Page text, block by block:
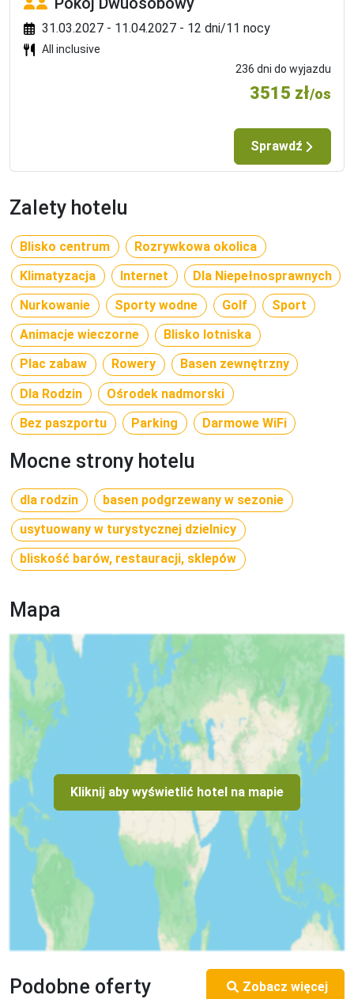
31.03.2027 - 11.04.2027 - 12 dni/11 nocy
All inclusive
236 dni do wyjazdu
3515 zł/os
Sprawdź
Zalety hotelu
Blisko centrum
Rozrywkowa okolica
Klimatyzacja
Internet
Dla Niepełnosprawnych
Nurkowanie
Sporty wodne Golf
Sport
Animacje wieczorne
Blisko lotniska
Plac zabaw
Rowery
Basen zewnętrzny
Dla Rodzin
Ośrodek nadmorski
Bez paszportu
Parking Darmowe WiFi
Mocne strony hotelu
dla rodzin
basen podgrzewany w sezonie
usytuowany w turystycznej dzielnicy
bliskość barów, restauracji, sklepów
Mapa
Kliknij aby wyświetlić hotel na mapie
Podobne oferty Zobacz więcej